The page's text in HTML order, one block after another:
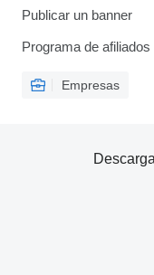
Publicar un banner
Programa de afiliados
Empresas